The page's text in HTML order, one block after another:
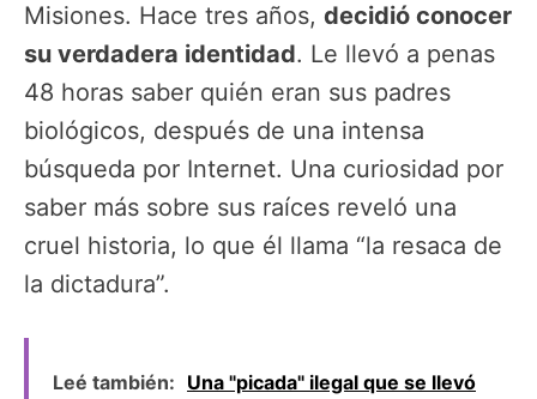
Misiones. Hace tres años, decidió conocer
su verdadera identidad. Le llevó a penas
48 horas saber quién eran sus padres
biológicos, después de una intensa
búsqueda por Internet. Una curiosidad por
saber más sobre sus raíces reveló una
cruel historia, lo que él llama “la resaca de
la dictadura”.
Leé también: Una "picada" ilegal que se llevó